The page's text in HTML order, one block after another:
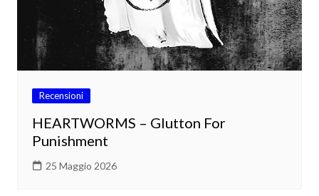
Recensioni
HEARTWORMS – Glutton For
Punishment
25 Maggio 2026